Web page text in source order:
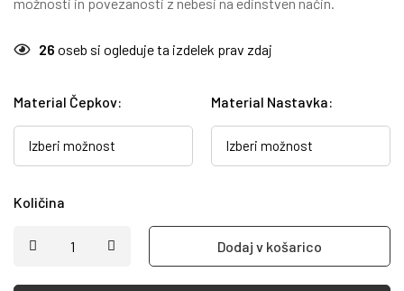
26 oseb si ogleduje ta izdelek prav zdaj
Material Čepkov: Material Nastavka:
Količina
Dodaj v košarico